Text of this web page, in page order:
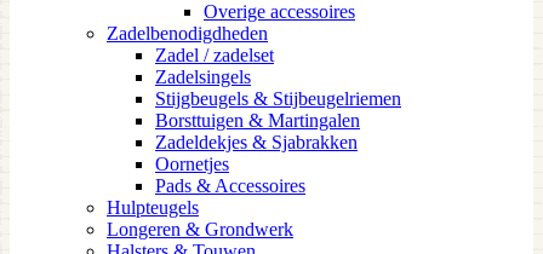
Overige accessoires
Zadelbenodigdheden
Zadel / zadelset
Zadelsingels
Stijgbeugels & Stijbeugelriemen
Borsttuigen & Martingalen
Zadeldekjes & Sjabrakken
Oornetjes
Pads & Accessoires
Hulpteugels
Longeren & Grondwerk